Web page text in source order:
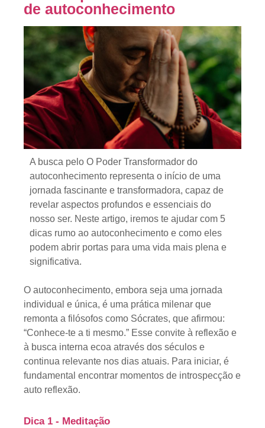
de autoconhecimento
A busca pelo O Poder Transformador do
autoconhecimento representa o início de uma
jornada fascinante e transformadora, capaz de
revelar aspectos profundos e essenciais do
nosso ser. Neste artigo, iremos te ajudar com 5
dicas rumo ao autoconhecimento e como eles
podem abrir portas para uma vida mais plena e
significativa.
O autoconhecimento, embora seja uma jornada
individual e única, é uma prática milenar que
remonta a filósofos como Sócrates, que afirmou:
“Conhece-te a ti mesmo.” Esse convite à reflexão e
à busca interna ecoa através dos séculos e
continua relevante nos dias atuais. Para iniciar, é
fundamental encontrar momentos de introspecção e
auto reflexão.
Dica 1 - Meditação